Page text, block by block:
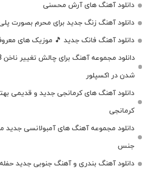
دانلود آهنگ های آرش محسنی
دانلود آهنگ زنگ جدید برای محرم بصورت
دانلود آهنگ فانک جدید 🎵 موزیک‌ های
شدن در اکسپلور
دانلود آهنگ‌ های کرمانجی جدید و قدیمی
کرمانجی
دانلود مجموعه آهنگ های آمبولانسی
جنس
دانلود آهنگ بندری و آهنگ جنوبی جدید